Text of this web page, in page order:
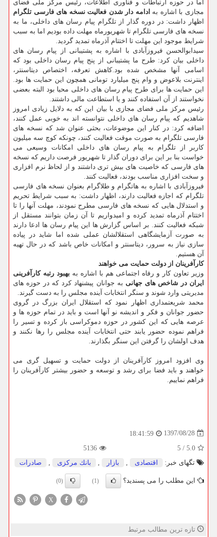
اما در حوزه ارتباطات و فناوری اطلاعات، رئیس مركز ملی فضای
مجازی با اشاره به ادامه دار شدن فعالیت نسخه های فارسی تلگرام
اظهار داشت: در دوره گذار از تلگرام پیام رسان های داخلی، ما به
نسخه های فارسی تلگرام تا شهریورماه مهلت داده بودیم اما به سبب
شرایط موجود این مهلت تا اختتام آذرماه تمدید گردید.
سیدابوالحسن فیروزآبادی با اشاره به پشتیبانی از پیام رسان های
داخلی بیان كرد: طرح ما پشتیبانی از پنج پیام رسان داخلی بود كه
اسامی آنها مشخص شده بود.كاهش تعرفه، اختصاص دیتاسنتر،
اینترنت بلاعوض و وام پنج میلیارد تومانی همچون این حمایت ها بود.
این حمایت ها برای طرح پیام رسان های داخلی محیا بود البته بعضی
نخواستند از آن استفاده كنند و یا استطاعت مالی داشتند.
رئیس مركز ملی فضای مجازی با بیان این كه به دلایل زیادی امروز
شاهدیم كه پیام رسان های داخلی نتوانسته اند به خوبی عمل كنند،
اضافه كرد: در كنار این موضوعات، بحثی عنوان شد كه نسخه های
فارسی تلگرام به صورت موقت فعالیت كنند، چونكه كوچ سه میلیون
كاربر از تلگرام به پیام رسان های داخلی امكانات وسیعی می
خواست بنا بر این برای دوران گذار تا شهریور فرصت داریم كه نسخه
های فارسی كه خاصیت های بیش تری داشتند و از لحاظ نرم افزاری
و سخت افزاری مناسب بودند، فعالیت كنند.
فیروزآبادی با اشاره به هاتگرام و طلاگرام بعنوان نسخه های فارسی
تلگرام كه اجازه فعالیت دارند، اظهار داشت: به سبب شرایط تحریم
و استدلال هایی كه نسخه های فارسی مطرح نمودند، مهلت آنها را تا
اختتام آذرماه تمدید كرده و امیدواریم تا آن زمان بتوانند مستقل از
شبكه فعالیت كنند. بر اساس گزارش ها این پیام رسان ها ادعا دارند
به صورت آزمایشگاهی استقلالشان عملی شده اما شاید در پیاده
سازی نیاز به سرور، دیتاسنتر و امكانات خاص باشد كه در حال تهیه
آن هستیم.
كارآفرینان از دولت حمایت می خواهند
وزیر تعاون كار و رفاه اجتماعی هم با اشاره به بهبود رتبه كارآفرینی
ایران در شاخص های جهانی به جوانان پیشنهاد كرد كه در حوزه های
مدیریتی وارد شوند و سنگر انتخابات آینده مجلس را به دست گیرند.
محمد شریعتمداری اظهار نمود كه استقلال ایران بزرگ در گروی
حضور جوانان و فكر و اندیشه نو آنها است و باید در تمام حوزه ها و
عرصه هایی كه این كشور در حوزه دموكراسی باز كرده و تسیر را
فراهم نموده حضور یابند حتی انتخابات آینده مجلس را رها نكنند و
هدف اولشان را گرفتن این سنگر بگذارند.
وی افزود امروز كارآفرینان از دولت حمایت و تسهیل گری می
خواهند و باید فضا برای رشد و توسعه و حضور بیشتر كارآفرینان را
فراهم نماییم.
1397/08/28
18:41:59
5.0
/
5
5136
تگهای خبر:
اقتصادی , بازار , بانك مركزی , صادرات
این مطلب را می پسندید؟ (1)
(0)
X
تازه ترین مطالب مرتبط